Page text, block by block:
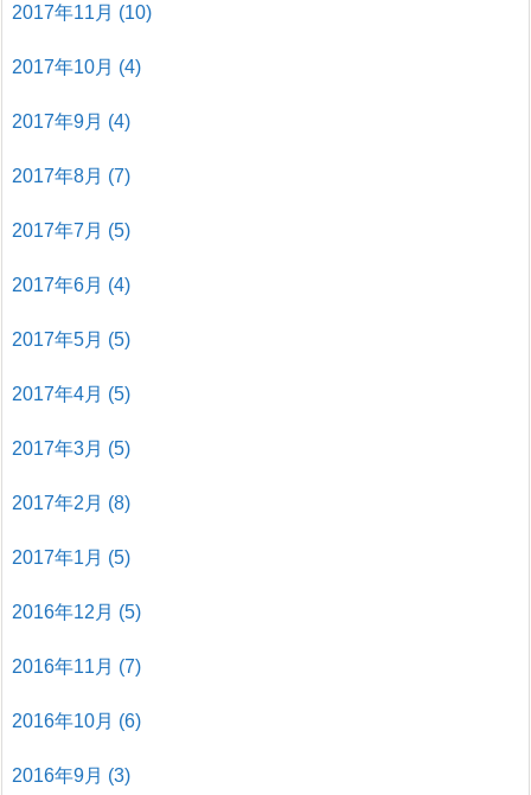
2017年11月 (10)
2017年10月 (4)
2017年9月 (4)
2017年8月 (7)
2017年7月 (5)
2017年6月 (4)
2017年5月 (5)
2017年4月 (5)
2017年3月 (5)
2017年2月 (8)
2017年1月 (5)
2016年12月 (5)
2016年11月 (7)
2016年10月 (6)
2016年9月 (3)